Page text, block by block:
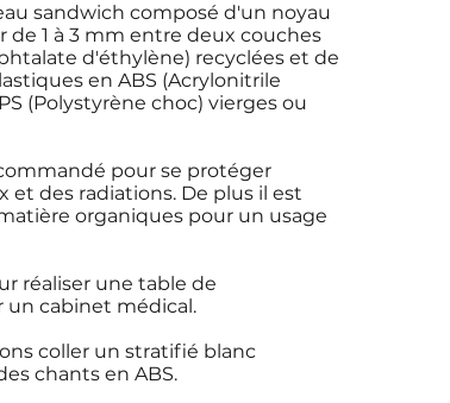
sandwich composé d'un noyau
1 à 3 mm entre deux couches
d'éthylène) recyclées et de
en ABS (Acrylonitrile
(Polystyrène choc) vierges ou
pour se protéger
et des radiations. De plus il est
organiques pour un usage
réaliser une table de
un cabinet médical.
coller un stratifié blanc
chants en ABS.